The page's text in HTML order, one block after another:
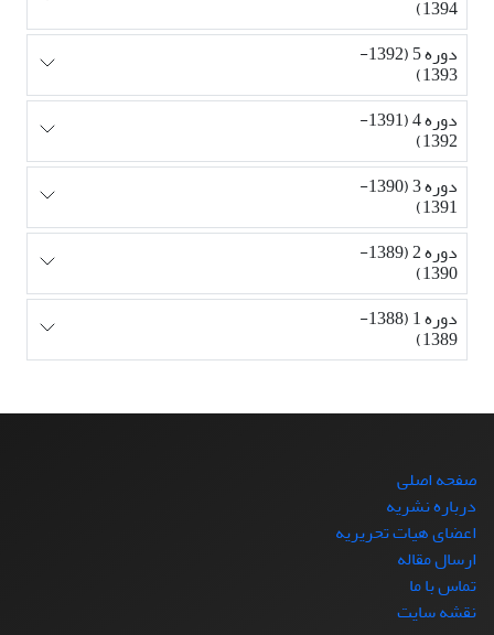
1394)
دوره 5 (1392-
1393)
دوره 4 (1391-
1392)
دوره 3 (1390-
1391)
دوره 2 (1389-
1390)
دوره 1 (1388-
1389)
صفحه اصلی
درباره نشریه
اعضای هیات تحریریه
ارسال مقاله
تماس با ما
نقشه سایت